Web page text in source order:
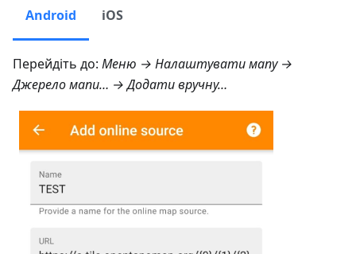
Android iOS
Перейдіть до: Меню → Налаштувати мапу →
Джерело мапи… → Додати вручну…